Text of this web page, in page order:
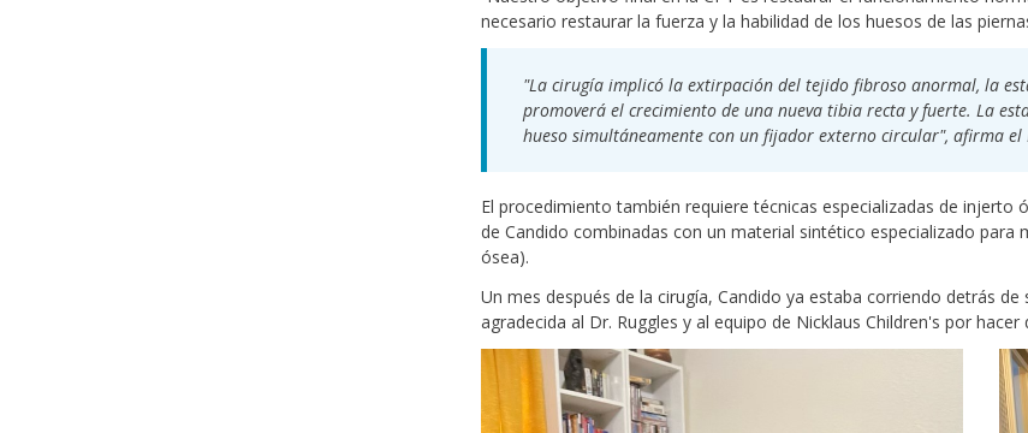
necesario restaurar la fuerza y la habilidad de los huesos de las
"La cirugía implicó la extirpación del tejido fibroso anormal, la
promoverá el crecimiento de una nueva tibia recta y fuerte. La
hueso simultáneamente con un fijador externo circular", afirma el
El procedimiento también requiere técnicas especializadas de
de Candido combinadas con un material sintético especializado
ósea).
Un mes después de la cirugía, Candido ya estaba corriendo detrás
agradecida al Dr. Ruggles y al equipo de Nicklaus Children's por